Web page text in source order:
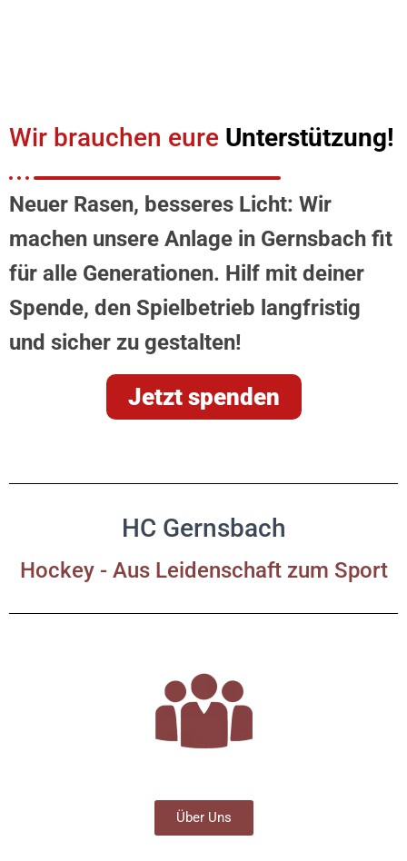
Wir brauchen eure Unterstützung!
Neuer Rasen, besseres Licht: Wir
machen unsere Anlage in Gernsbach fit
für alle Generationen. Hilf mit deiner
Spende, den Spielbetrieb langfristig
und sicher zu gestalten!
Jetzt spenden
HC Gernsbach
Hockey - Aus Leidenschaft zum Sport
Über Uns